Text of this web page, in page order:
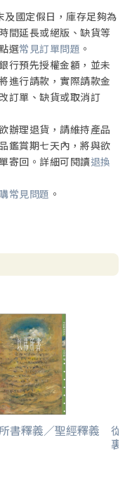
國定假日，庫存足夠為
間延長或絕版、缺貨等
選常見訂單問題 。
行預先授權金額，並未
進行請款，實際請款金
訂單、缺貨或取消訂
辦理退貨，請維持產品
鑑賞期七天內，將與欲
寄回。詳細可閱讀退換
常見問題 。
書釋義／聖經釋義 從
裏